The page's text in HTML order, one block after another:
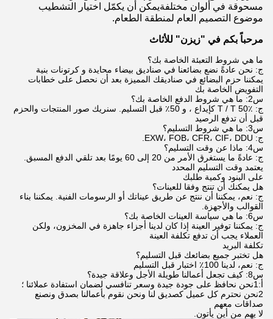
مسحوقة في ألوان مختلفةيمكن أن يكمّل اختيار التشطيب
موضوع التصميم العام لمنطقة الطعام.
مرحباً بكم في "زيزن" للأثاث
ما هي شروط التعبئة الخاصة بك؟
ج: نحن عادةً نضع بضائعنا في صناديق بيضاء محايدة و كرتونات بنية
يمكننا حزم البضائع في صناديقك المميزة بعد أن نحصل على خطابات
التفويض الخاصة بك
س2: ما هي شروط الدفع الخاصة بك؟
ج: T / T 50٪ كإيداع ، و 50٪ قبل التسليم. سنريك صور المنتجات والحزم
قبل أن تدفع الرصيد
س3: ما هي شروط التسليم؟
ج: EXW، FOB، CFR، CIF، DDU.
س4: ماذا عن وقت التسليم؟
ج: عادةً ما يستغرق الأمر من 20 إلى 60 يومًا بعد تلقي الدفع المسبق.
يعتمد وقت التسليم المحدد
على البنود وكمية طلبك
هل يمكنك أن تنتج وفقا للعينات؟
ج: نعم، يمكننا أن ننتج عن طريق عيناتك أو الرسومات الفنية. يمكننا بناء
القوالب والأجهزة.
س6: ما هي سياسة العينات الخاصة بك؟
ج: يمكننا توفير العينة إذا كان لدينا أجزاء جاهزة في المخزون، ولكن
العملاء يجب أن تدفع تكلفة العينة
تكلفة البريد
هل تختبر جميع بضائعك قبل التسليم؟
ج: نعم، لدينا 100٪ اختبار قبل التسليم
س8: كيف تجعل أعمالنا طويلة الأجل وعلاقة جيدة؟
أ:1نحن نحافظ على جودة جيدة وسعر تنافسي لضمان استفادة عملائنا ؛
2نحن نحترم كل عميل كصديق لنا ونحن نقوم بأعمالنا بصدق ونصنع
صداقات معهم
لا يهم من أين يأتون.